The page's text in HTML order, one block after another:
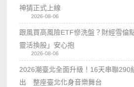
神猜正式上線
2026-08-06
跟風買高風險ETF慘洗盤？財經雪倫
靈活換股」安心抱
2026-08-06
2026潮臺北全面升級！16天串聯290
出 整座臺北化身音樂舞台